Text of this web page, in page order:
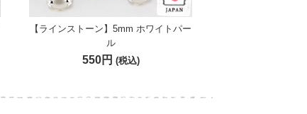
【ラインストーン】5mm ホワイトパー
ル
550円 (税込)